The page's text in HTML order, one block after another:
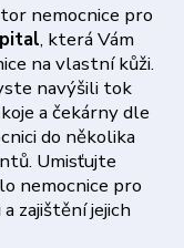
nemocnice pro
, která Vám
na vlastní kůži.
navýšili tok
a čekárny dle
do několika
Umisťujte
nemocnice pro
zajištění jejich